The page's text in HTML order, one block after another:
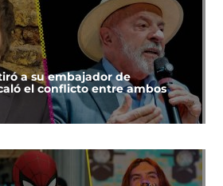
a su embajador de
el conflicto entre ambos